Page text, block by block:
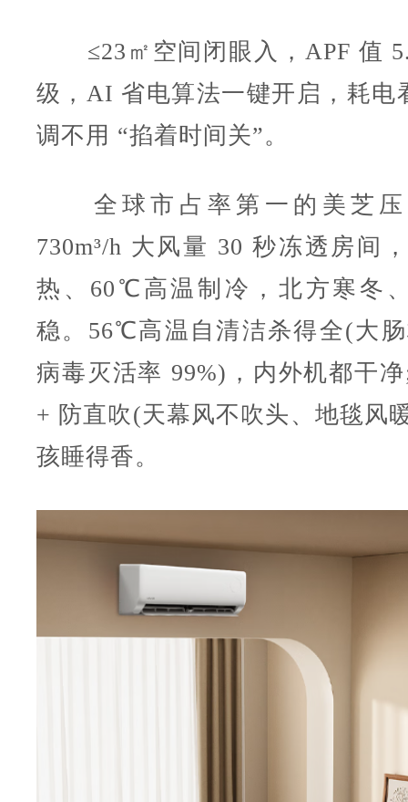
≤23㎡空间闭眼入，APF 值
级，AI 省电算法一键开启，耗电
调不用 “掐着时间关”。
全球市占率第一的美芝压
730m³/h 大风量 30 秒冻透房间
热、60℃高温制冷，北方寒冬
稳。56℃高温自清洁杀得全(大
病毒灭活率 99%)，内外机都干
+ 防直吹(天幕风不吹头、地毯风
孩睡得香。